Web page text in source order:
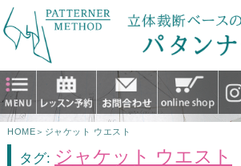
HOME ＞ ジャケット ウエスト
タグ: ジャケット ウエスト